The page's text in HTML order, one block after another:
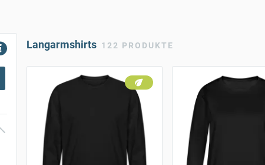
Langarmshirts 122 PRODUKTE